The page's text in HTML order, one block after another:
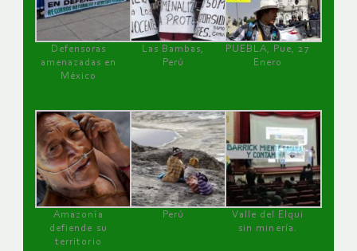
Defensoras
amenazadas en
México
Las Bambas,
Perú
PUEBLA, Pue, 27
Enero
Amazonía
defiende su
territorio
Perú
Valle del Elqui
sin minería.